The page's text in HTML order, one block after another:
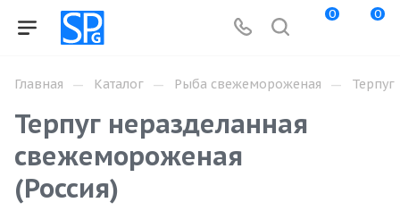
0 0
Главная — Каталог — Рыба свежемороженая — Терпуг
Терпуг неразделанная
свежемороженая
(Россия)